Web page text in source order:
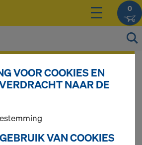
0
VOOR COOKIES EN
NAAR DE
VAN COOKIES